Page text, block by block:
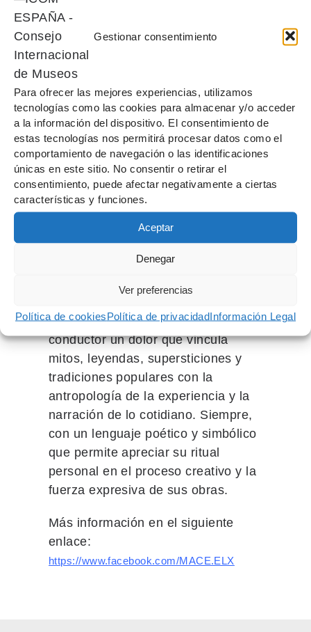
Gestionar consentimiento
Para ofrecer las mejores experiencias, utilizamos
tecnologías como las cookies para almacenar y/o acceder
a la información del dispositivo. El consentimiento de
estas tecnologías nos permitirá procesar datos como el
comportamiento de navegación o las identificaciones
únicas en este sitio. No consentir o retirar el
consentimiento, puede afectar negativamente a ciertas
características y funciones.
Aceptar
Denegar
Ver preferencias
Política de cookiesPolítica de privacidadInformación Legal
del MACE muestra 25 esculturas, 1
instalación, 10 dibujos, 2 grabados
(xilografía y collagraph) y 2
instalaciones de xilografías sobre
piel y cerámica.
Susana Guerrero posee una
hermenéutica personal sobre la que
construye y modela una nueva
mitología contemporánea. Su crisol
estético fusiona materiales, texturas
y cromatismos construyendo un
lenguaje simbólico de tensión
exposición tienen como hilo
conductor un dolor que vincula
mitos, leyendas, supersticiones y
tradiciones populares con la
antropología de la experiencia y la
narración de lo cotidiano. Siempre,
con un lenguaje poético y simbólico
que permite apreciar su ritual
personal en el proceso creativo y la
fuerza expresiva de sus obras.
Más información en el siguiente
enlace:
https://www.facebook.com/MACE.ELX